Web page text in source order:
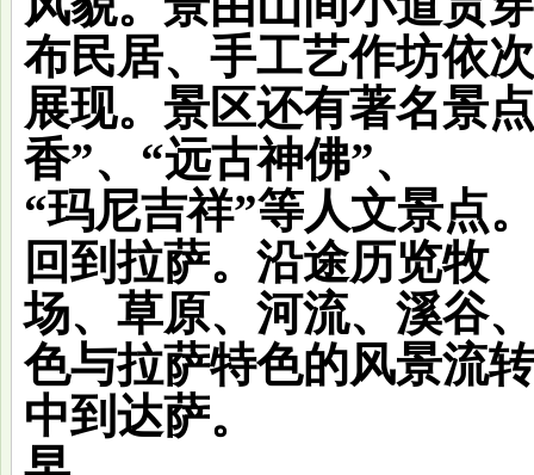
布民居、手工艺作坊依次
展现。景区还有著名景
香”、“远古神佛”、
“玛尼吉祥”等人文景点
回到拉萨。沿途历览牧
场、草原、河流、溪谷
色与拉萨特色的风景流转
中到达萨。